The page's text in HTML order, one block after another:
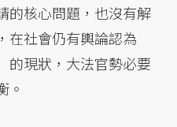
的核心問題，也沒有解
在社會仍有輿論認為
的現狀，大法官勢必要
。